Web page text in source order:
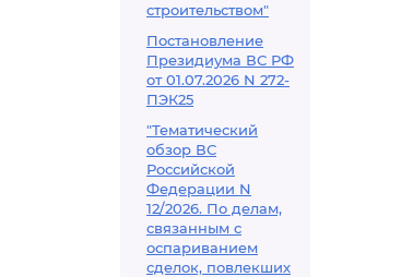
строительством"
Постановление
Президиума ВС РФ
от 01.07.2026 N 272-
ПЭК25
"Тематический
обзор ВС
Российской
Федерации N
12/2026. По делам,
связанным с
оспариванием
сделок, повлекших